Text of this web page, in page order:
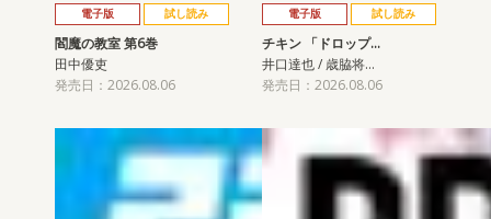
電子版 試し読み
閻魔の教室 第6巻
田中優吏
発売日：2026.08.06
電子版 試し読み
チキン 「ドロップ…
井口達也 / 歳脇将…
発売日：2026.08.06